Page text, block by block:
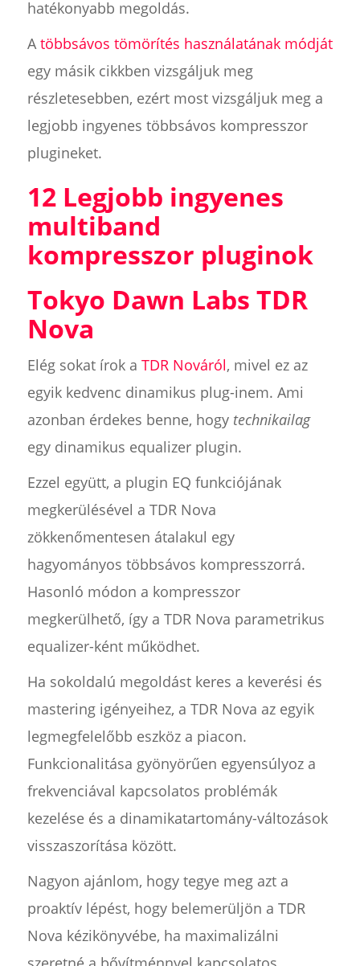
hatékonyabb megoldás.
Atöbbsávos tömörítés használatának módját
egy másik cikkben vizsgáljuk meg
részletesebben, ezért most vizsgáljuk meg a
legjobb ingyenes többsávos kompresszor
plugineket.
12 Legjobb ingyenes
multiband
kompresszor pluginok
Tokyo Dawn Labs TDR
Nova
Elég sokat írok a TDR Nováról, mivel ez az
egyik kedvenc dinamikus plug-inem. Ami
azonban érdekes benne, hogy technikailag
egy dinamikus equalizer plugin.
Ezzel együtt, a plugin EQ funkciójának
megkerülésével a TDR Nova
zökkenőmentesen átalakul egy
hagyományos többsávos kompresszorrá.
Hasonló módon a kompresszor
megkerülhető, így a TDR Nova parametrikus
equalizer-ként működhet.
Ha sokoldalú megoldást keres a keverési és
mastering igényeihez, a TDR Nova az egyik
legmegfelelőbb eszköz a piacon.
Funkcionalitása gyönyörűen egyensúlyoz a
frekvenciával kapcsolatos problémák
kezelése és a dinamikatartomány-változások
visszaszorítása között.
Nagyon ajánlom, hogy tegye meg azt a
proaktív lépést, hogy belemerüljön a TDR
Nova kézikönyvébe, ha maximalizálni